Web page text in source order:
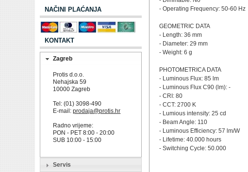
NAČINI PLAĆANJA
KONTAKT
Zagreb
Protis d.o.o.
Nehajska 59
10000 Zagreb
Tel: (01) 3098-490
E-mail:prodaja@protis.hr
Radno vrijeme:
PON - PET 8:00 - 20:00
SUB 10:00 - 15:00
Servis
- Operating Frequency: 50-60 Hz
GEOMETRIC DATA
- Length: 36 mm
- Diameter: 29 mm
- Weight: 6 g
PHOTOMETRICA DATA
- Luminous Flux: 85 lm
- Luminous Flux C90 (lm): -
- CRI: 80
- CCT: 2700 K
- Lumious intensity: 25 cd
- Beam Angle: 110
- Luminous Efficiency: 57 lm/W
- Lifetime: 40.000 hours
- Switching Cycle: 50.000